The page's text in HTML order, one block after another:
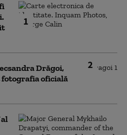
1
2
Drăgoi,
oficială